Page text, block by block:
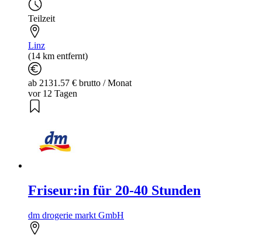
Teilzeit
Linz
(14 km entfernt)
ab 2131.57 € brutto / Monat
vor 12 Tagen
Friseur:in für 20-40 Stunden
dm drogerie markt GmbH